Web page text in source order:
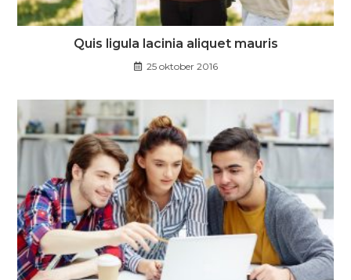
Quis ligula lacinia aliquet mauris
25 oktober 2016